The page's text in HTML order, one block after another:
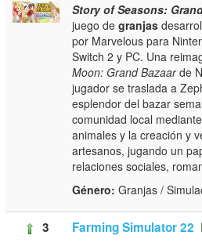
Story of Seasons:
juego degranjas
por Marvelous para
Switch 2 y PC. Una
Moon: Grand Bazaarde
jugador se traslada a
esplendor del bazar
comunidad local
animales y la creación y
artesanos, jugando un
relaciones sociales,
Género: Granjas /
3 Farming Simulator 22